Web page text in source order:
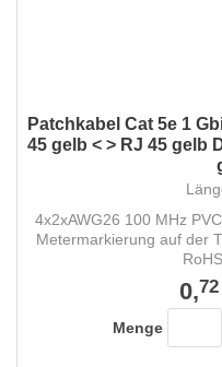
Patchkabel Cat 5e 1
45 gelb < > RJ 45 gelb
4x2xAWG26 100 MHz
Metermarkierung auf der
0,72
Menge